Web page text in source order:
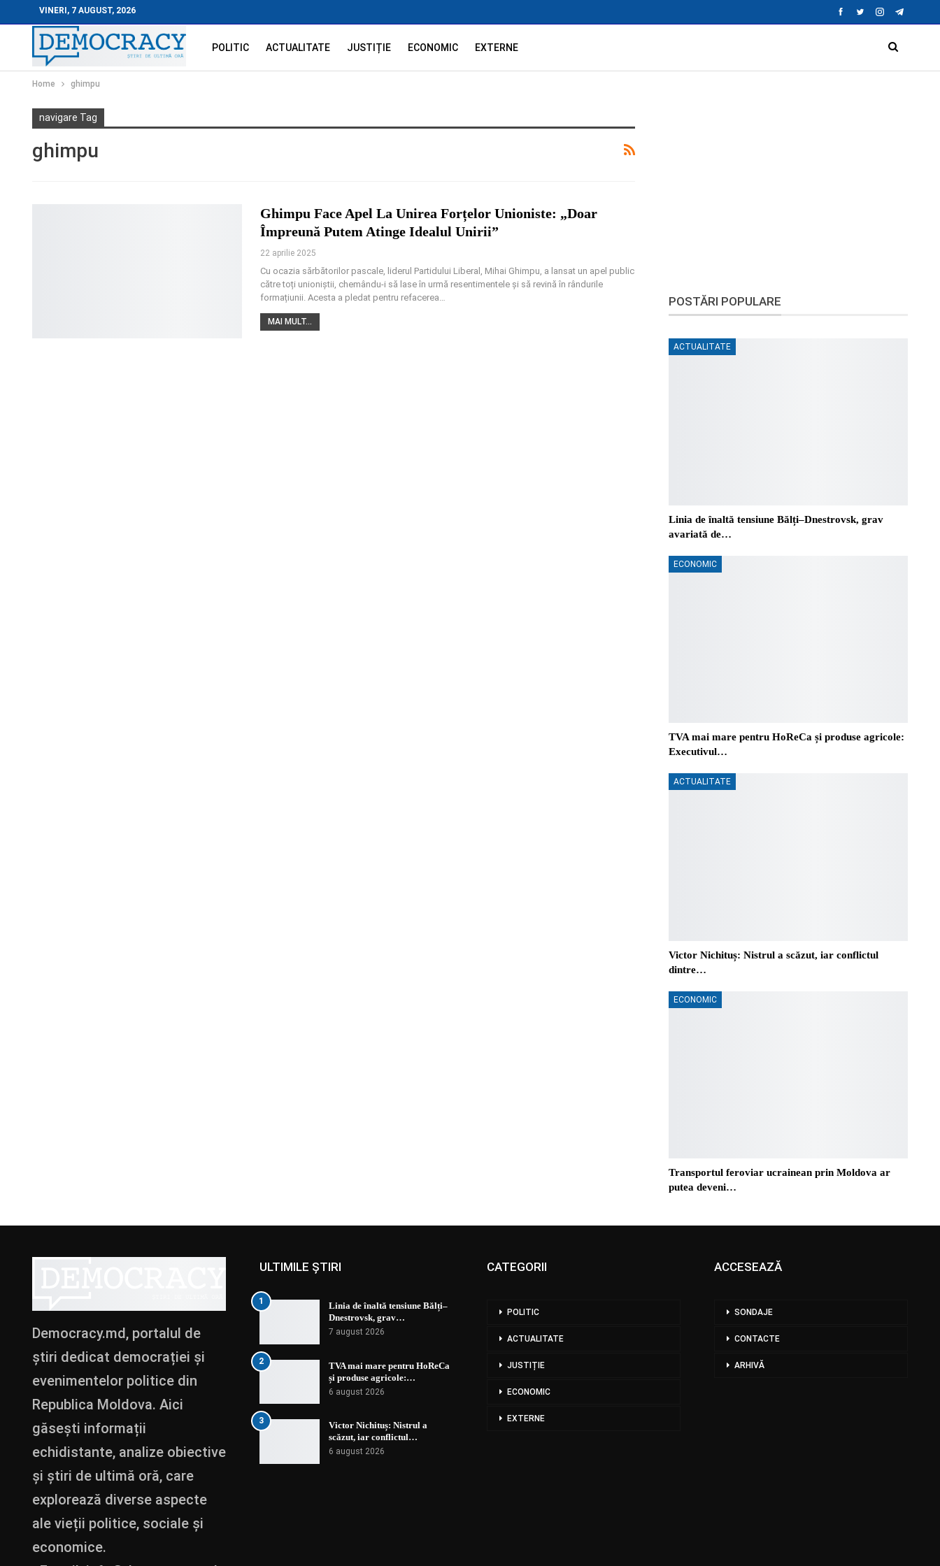
VINERI, 7 AUGUST, 2026
POLITIC ACTUALITATE JUSTIȚIE ECONOMIC EXTERNE
Home ghimpu
navigare Tag
ghimpu
Ghimpu Face Apel La Unirea Forțelor Unioniste: „Doar
Împreună Putem Atinge Idealul Unirii”
22 aprilie 2025
Cu ocazia sărbătorilor pascale, liderul Partidului Liberal, Mihai Ghimpu, a lansat un apel public
către toți unioniștii, chemându-i să lase în urmă resentimentele și să revină în rândurile
formațiunii. Acesta a pledat pentru refacerea
MAI MULT...
POSTĂRI POPULARE
ACTUALITATE
Linia de înaltă tensiune Bălți–Dnestrovsk, grav
avariată de…
ECONOMIC
TVA mai mare pentru HoReCa și produse agricole:
Executivul…
ACTUALITATE
Victor Nichituș: Nistrul a scăzut, iar conflictul
dintre…
ECONOMIC
Transportul feroviar ucrainean prin Moldova ar
putea deveni…
Democracy.md, portalul de
știri dedicat democrației și
evenimentelor politice din
Republica Moldova. Aici
găsești informații
echidistante, analize obiective
și știri de ultimă oră, care
explorează diverse aspecte
ale vieții politice, sociale și
economice.
ULTIMILE ȘTIRI
1
Linia de înaltă tensiune Bălți–
Dnestrovsk, grav…
7 august 2026
2
TVA mai mare pentru HoReCa
și produse agricole:…
6 august 2026
3
Victor Nichituș: Nistrul a
scăzut, iar conflictul…
6 august 2026
CATEGORII
POLITIC
ACTUALITATE
JUSTIȚIE
ECONOMIC
EXTERNE
ACCESEAZĂ
SONDAJE
CONTACTE
ARHIVĂ